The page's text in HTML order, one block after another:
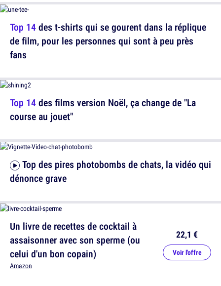
Top 14des t-shirts qui se gourent dans la réplique
de film, pour les personnes qui sont à peu près
fans
dénonce grave
Top 14des films version Noël, ça change de "La
course au jouet"
Un livre de recettes de cocktail à
assaisonner avec son sperme (ou
celui d'un bon copain)
Amazon
22,1 €
Voir l'offre